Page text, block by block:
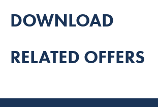
DOWNLOAD
RELATED OFFERS